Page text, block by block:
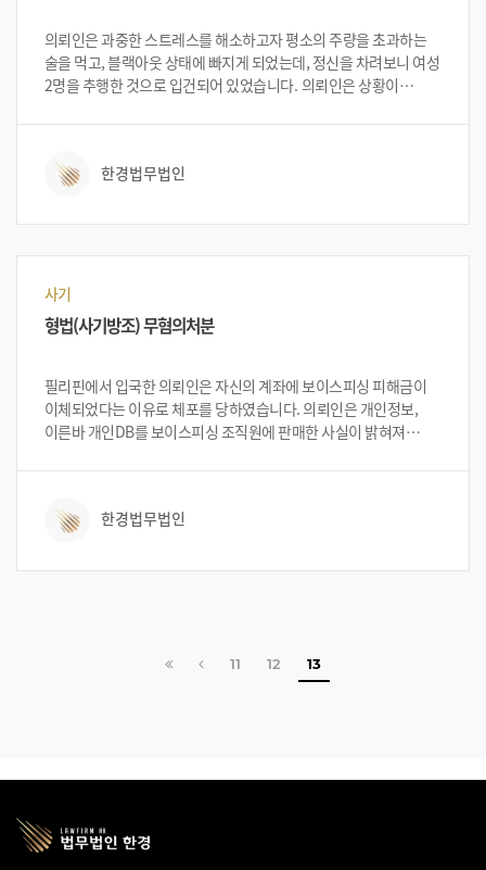
의뢰인은 과중한 스트레스를 해소하고자 평소의 주량을 초과하는
술을 먹고, 블랙아웃 상태에 빠지게 되었는데, 정신을 차려보니 여성
2명을 추행한 것으로 입건되어 있었습니다. 의뢰인은 상황이
방문하여 상담을 진행하였습니다.
한경법무법인
사기
형법(사기방조) 무혐의처분
필리핀에서 입국한 의뢰인은 자신의 계좌에 보이스피싱 피해금이
이체되었다는 이유로 체포를 당하였습니다. 의뢰인은 개인정보,
이른바 개인DB를 보이스피싱 조직원에 판매한 사실이 밝혀져
구속되었습니다. 구속 이후 저희 법무법인 한경의 변호인팀이 이
검토하였습니다. 검토하여본 결과, 의뢰인은 보이스피싱 조직원이
받기 위해 다각도로 노력하였습니다.
한경법무법인
처음으로이전 페이지
11 페이지
12 페이지
13